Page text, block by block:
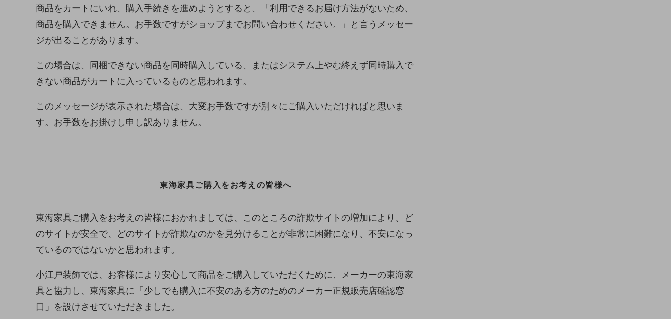
商品をカートにいれ、購入手続きを進めようとすると、「利用できるお届け方法がないため、
商品を購入できません。お手数ですがショップまでお問い合わせください。」と言うメッセー
ジが出ることがあります。
この場合は、同梱できない商品を同時購入している、またはシステム上やむ終えず同時購入で
きない商品がカートに入っているものと思われます。
このメッセージが表示された場合は、大変お手数ですが別々にご購入いただければと思いま
す。お手数をお掛けし申し訳ありません。
東海家具ご購入をお考えの皆様へ
東海家具ご購入をお考えの皆様におかれましては、このところの詐欺サイトの増加により、ど
のサイトが安全で、どのサイトが詐欺なのかを見分けることが非常に困難になり、不安になっ
ているのではないかと思われます。
小江戸装飾では、お客様により安心して商品をご購入していただくために、メーカーの東海家
具と協力し、東海家具に「少しでも購入に不安のある方のためのメーカー正規販売店確認窓
口」を設けさせていただきました。